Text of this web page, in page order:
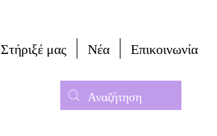
Στήριξέ μας Νέα Επικοινωνία